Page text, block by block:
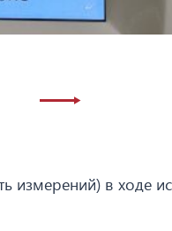
измерений) в ходе